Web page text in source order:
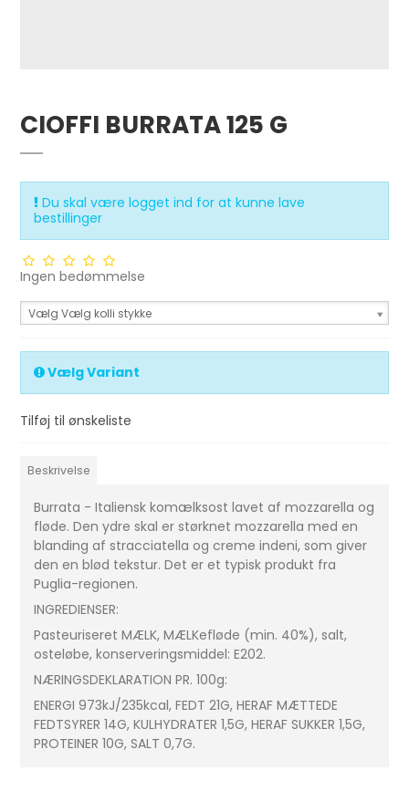
CIOFFI BURRATA 125 G
Du skal være logget ind for at kunne lave
bestillinger
Ingen bedømmelse
Vælg Vælg kolli stykke
Vælg Variant
Tilføj til ønskeliste
Beskrivelse
Burrata - Italiensk komælksost lavet af mozzarella og
fløde. Den ydre skal er størknet mozzarella med en
blanding af stracciatella og creme indeni, som giver
den en blød tekstur. Det er et typisk produkt fra
Puglia-regionen.
INGREDIENSER:
Pasteuriseret MÆLK, MÆLKefløde (min. 40%), salt,
osteløbe, konserveringsmiddel: E202.
NÆRINGSDEKLARATION PR. 100g:
ENERGI 973kJ/235kcal, FEDT 21G, HERAF MÆTTEDE
FEDTSYRER 14G, KULHYDRATER 1,5G, HERAF SUKKER 1,5G,
PROTEINER 10G, SALT 0,7G.